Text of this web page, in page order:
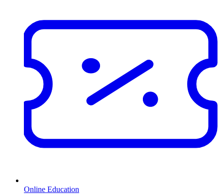
Online Education